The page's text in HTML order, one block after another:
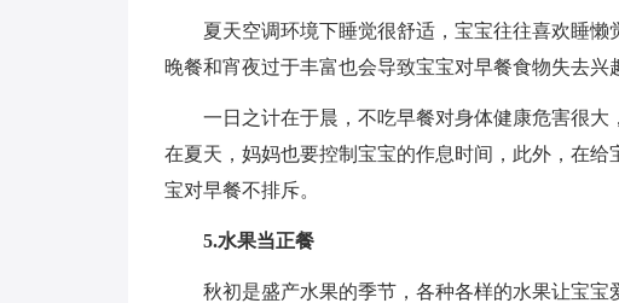
夏天空调环境下睡觉很舒适，宝宝往往喜欢睡懒
晚餐和宵夜过于丰富也会导致宝宝对早餐食物失去兴
一日之计在于晨，不吃早餐对身体健康危害很大
在夏天，妈妈也要控制宝宝的作息时间，此外，在
宝对早餐不排斥。
5.水果当正餐
秋初是盛产水果的季节，各种各样的水果让宝宝